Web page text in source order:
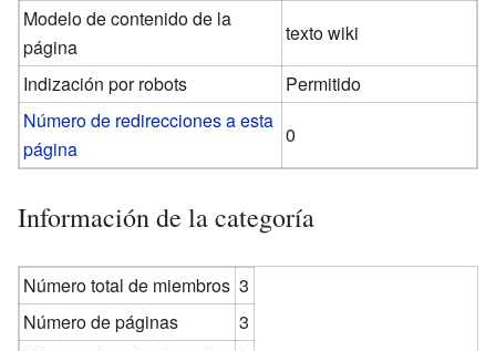
Modelo de contenido de la
página
texto wiki
Indización por robots
Permitido
Número de redirecciones a esta
página
0
Información de la categoría
Número total de miembros 3
Número de páginas
3